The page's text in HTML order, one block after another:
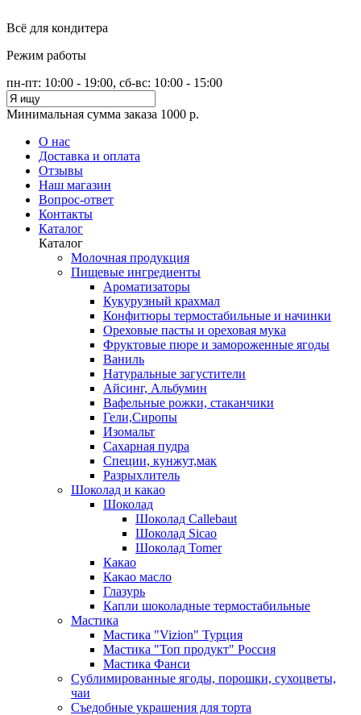
Всё для кондитера
Режим работы
пн-пт: 10:00 - 19:00, сб-вс: 10:00 - 15:00
Минимальная сумма заказа 1000 р.
О нас
Доставка и оплата
Отзывы
Наш магазин
Вопрос-ответ
Контакты
Каталог
Каталог
Молочная продукция
Пищевые ингредиенты
Ароматизаторы
Кукурузный крахмал
Конфитюры термостабильные и начинки
Ореховые пасты и ореховая мука
Фруктовые пюре и замороженные ягоды
Ваниль
Натуральные загустители
Айсинг, Альбумин
Вафельные рожки, стаканчики
Гели,Сиропы
Изомальт
Сахарная пудра
Специи, кунжут,мак
Разрыхлитель
Шоколад и какао
Шоколад
Шоколад Callebaut
Шоколад Sicao
Шоколад Tomer
Какао
Какао масло
Глазурь
Капли шоколадные термостабильные
Мастика
Мастика "Vizion" Турция
Мастика "Топ продукт" Россия
Мастика Фанси
Сублимированные ягоды, порошки, сухоцветы,
чаи
Съедобные украшения для торта